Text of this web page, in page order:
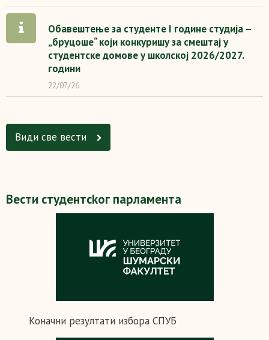
Обавештење за студенте I године студија –
„бруцоше“ који конкуришу за смештај у
студентске домове у школској 2026/2027.
години
22/07/26
Види све вести
Вести студентсkoг парламента
Коначни резултати избора СПУБ